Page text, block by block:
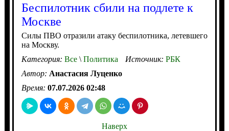
Беспилотник сбили на подлете к
Москве
Силы ПВО отразили атаку беспилотника, летевшего
на Москву.
Категория: Все\Политика Источник: РБК
Автор: Анастасия Луценко
Время: 07.07.2026 02:48
Наверх